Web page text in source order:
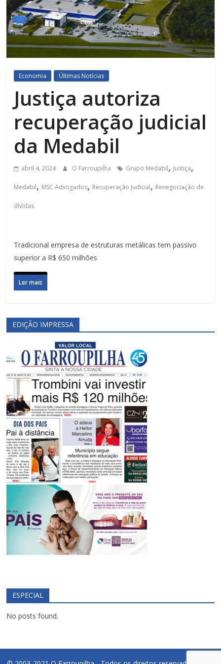
Economia Últimas Notícias
Justiça autoriza
recuperação judicial
da Medabil
abril 4, 2024 O Farroupilha Grupo Medabil, Justiça,
Medabil, MSC Advogados, Recuperação Judicial, Renegociação de
dívidas
Tradicional empresa de estruturas metálicas tem passivo
superior a R$ 650 milhões
Ler mais
EDIÇÃO IMPRESSA
ESPECIAL
No posts found.